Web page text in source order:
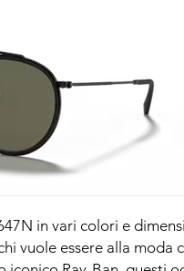
in vari colori e
vuole essere alla moda